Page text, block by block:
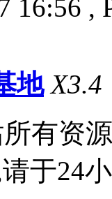
16:56 ,
地 X3.4
有资
于24